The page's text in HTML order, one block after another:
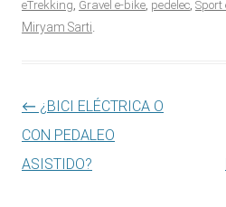
eTrekking, Gravel e-bike, pedelec, Sport
Miryam Sarti.
Navegación de entradas
← ¿BICI ELÉCTRICA O
CON PEDALEO
ASISTIDO?